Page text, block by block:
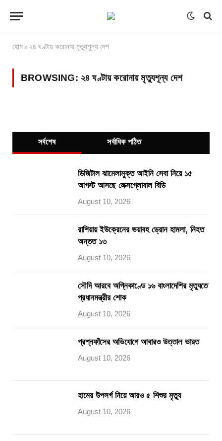
হোম » ২৪ ঘণ্টায় করোনায় মৃত্যুশূন্য দেশ
BROWSING: ২৪ ঘণ্টায় করোনায় মৃত্যুশূন্য দেশ
সর্বশেষ সর্বাধিক পঠিত
ডিজিটাল ঝামেলামুক্ত আইনি সেবা নিয়ে ১৫
আগস্ট আসছে লেক্সগ্লোবাল বিডি
August 10, 2026
রাশিয়ায় ইউক্রেনের ভয়াবহ ড্রোন হামলা, নিহত
অন্তত ১৩
August 10, 2026
সৌদি আরবে অগ্নিকাণ্ডে ১৬ বাংলাদেশির মৃত্যুতে
প্রধানমন্ত্রীর শোক
August 10, 2026
প্রশ্নফাঁসের অভিযোগে আবারও উত্তাল ভারত
August 10, 2026
হামের উপসর্গ নিয়ে আরও ৫ শিশুর মৃত্যু
August 10, 2026